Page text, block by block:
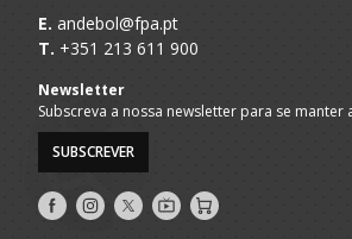
E. andebol@fpa.pt
T. +351 213 611 900
Newsletter
Subscreva a nossa newsletter para se
SUBSCREVER
Siga-
nos
Siga-
nos
Siga-
nos
AndebolTV
Loja